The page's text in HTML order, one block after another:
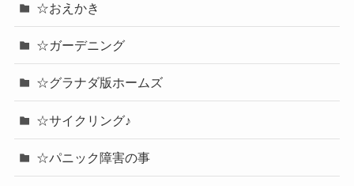
☆おえかき
☆ガーデニング
☆グラナダ版ホームズ
☆サイクリング♪
☆パニック障害の事